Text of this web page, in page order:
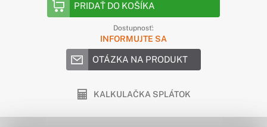
PRIDAŤ DO KOŠÍKA
Dostupnosť:
INFORMUJTE SA
OTÁZKA NA PRODUKT
KALKULAČKA SPLÁTOK